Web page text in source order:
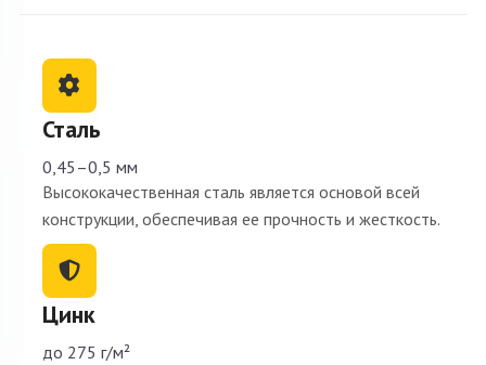
Сталь
0,45–0,5 мм
Высококачественная сталь является основой всей
конструкции, обеспечивая ее прочность и жесткость.
Цинк
до 275 г/м²